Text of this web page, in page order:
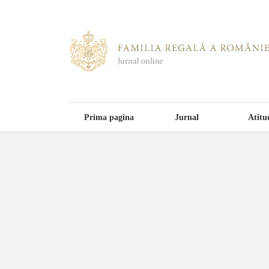
Prima pagina Jurnal